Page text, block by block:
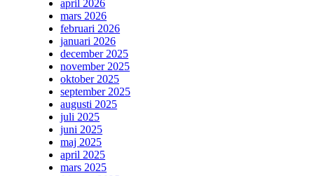
april 2026
mars 2026
februari 2026
januari 2026
december 2025
november 2025
oktober 2025
september 2025
augusti 2025
juli 2025
juni 2025
maj 2025
april 2025
mars 2025